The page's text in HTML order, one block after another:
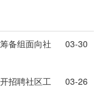
备组面向社
03-30
招聘社区工
03-26